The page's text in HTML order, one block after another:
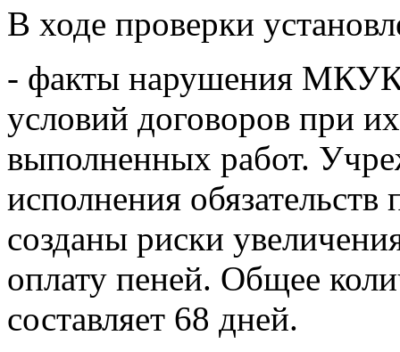
В ходе проверки
- факты нарушения
условий договоров при
выполненных работ.
исполнения
созданы риски
оплату пеней. Общее
составляет 68 дней.